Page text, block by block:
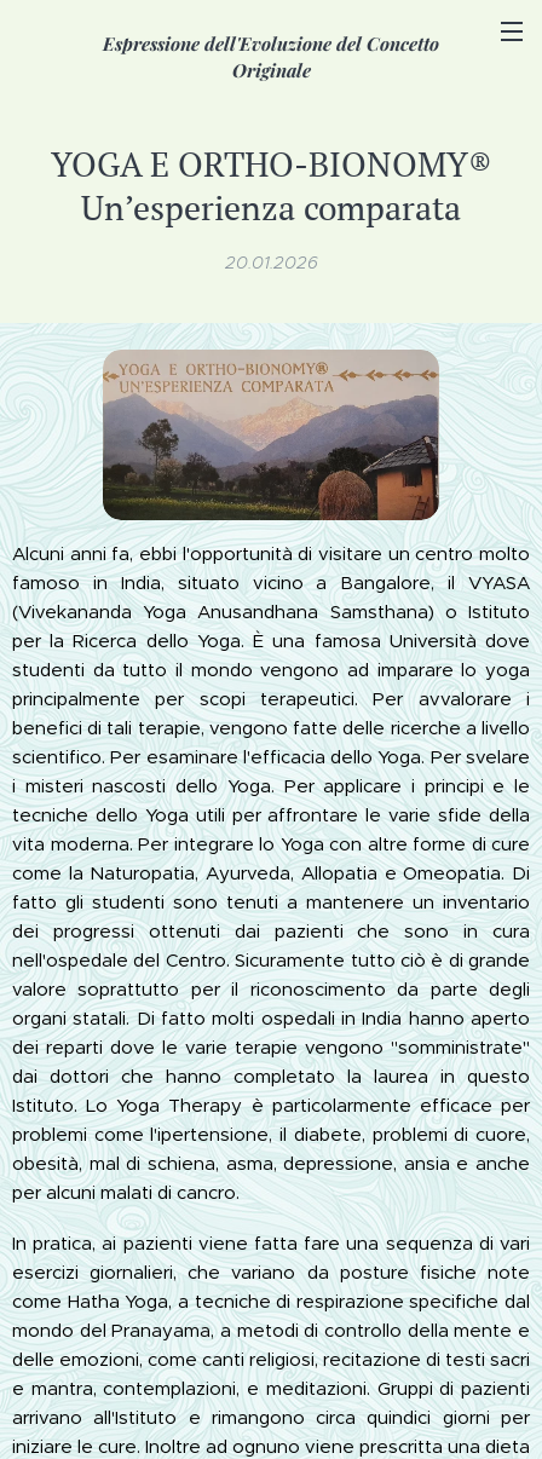
Espressione dell'Evoluzione del Concetto
Originale
YOGA E ORTHO-BIONOMY®
Un’esperienza comparata
20.01.2026
Alcuni anni fa, ebbi l'opportunità di visitare un centro molto
famoso in India, situato vicino a Bangalore, il VYASA
(Vivekananda Yoga Anusandhana Samsthana) o Istituto
per la Ricerca dello Yoga. È una famosa Università dove
studenti da tutto il mondo vengono ad imparare lo yoga
principalmente per scopi terapeutici. Per avvalorare i
benefici di tali terapie, vengono fatte delle ricerche a livello
scientifico. Per esaminare l'efficacia dello Yoga. Per svelare
i misteri nascosti dello Yoga. Per applicare i principi e le
tecniche dello Yoga utili per affrontare le varie sfide della
vita moderna. Per integrare lo Yoga con altre forme di cure
come la Naturopatia, Ayurveda, Allopatia e Omeopatia. Di
fatto gli studenti sono tenuti a mantenere un inventario
dei progressi ottenuti dai pazienti che sono in cura
nell'ospedale del Centro. Sicuramente tutto ciò è di grande
valore soprattutto per il riconoscimento da parte degli
organi statali. Di fatto molti ospedali in India hanno aperto
dei reparti dove le varie terapie vengono "somministrate"
dai dottori che hanno completato la laurea in questo
Istituto. Lo Yoga Therapy è particolarmente efficace per
problemi come l'ipertensione, il diabete, problemi di cuore,
obesità, mal di schiena, asma, depressione, ansia e anche
per alcuni malati di cancro.
In pratica, ai pazienti viene fatta fare una sequenza di vari
esercizi giornalieri, che variano da posture fisiche note
come Hatha Yoga, a tecniche di respirazione specifiche dal
mondo del Pranayama, a metodi di controllo della mente e
delle emozioni, come canti religiosi, recitazione di testi sacri
e mantra, contemplazioni, e meditazioni. Gruppi di pazienti
arrivano all'Istituto e rimangono circa quindici giorni per
iniziare le cure. Inoltre ad ognuno viene prescritta una dieta